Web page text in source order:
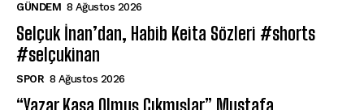
GÜNDEM 8 Ağustos 2026
Selçuk İnan’dan, Habib Keita Sözleri #shorts
#selçukinan
SPOR 8 Ağustos 2026
“Yazar Kasa Olmuş Çıkmışlar” Mustafa